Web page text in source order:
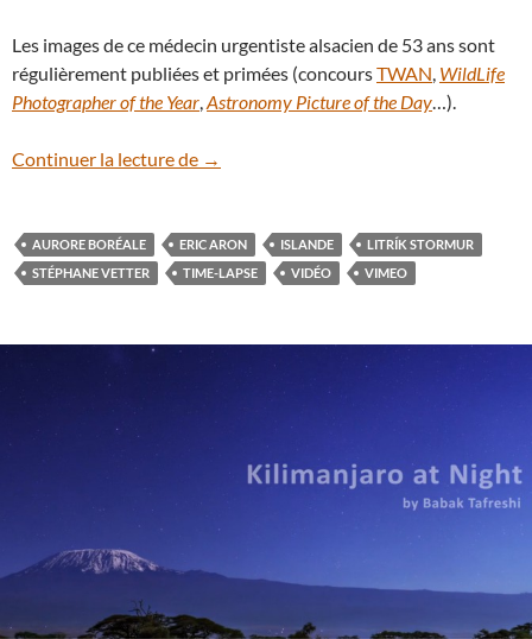
Les images de ce médecin urgentiste alsacien de 53 ans sont
régulièrement publiées et primées (concoursTWAN, WildLife
Photographer of the Year,Astronomy Picture of the Day…).
Continuer la lecture de En vidéo : les aurores islandaises de
→
AURORE BORÉALE ERIC ARON ISLANDE
LITRÍK STORMUR
STÉPHANE VETTER
TIME-LAPSE VIDÉO VIMEO